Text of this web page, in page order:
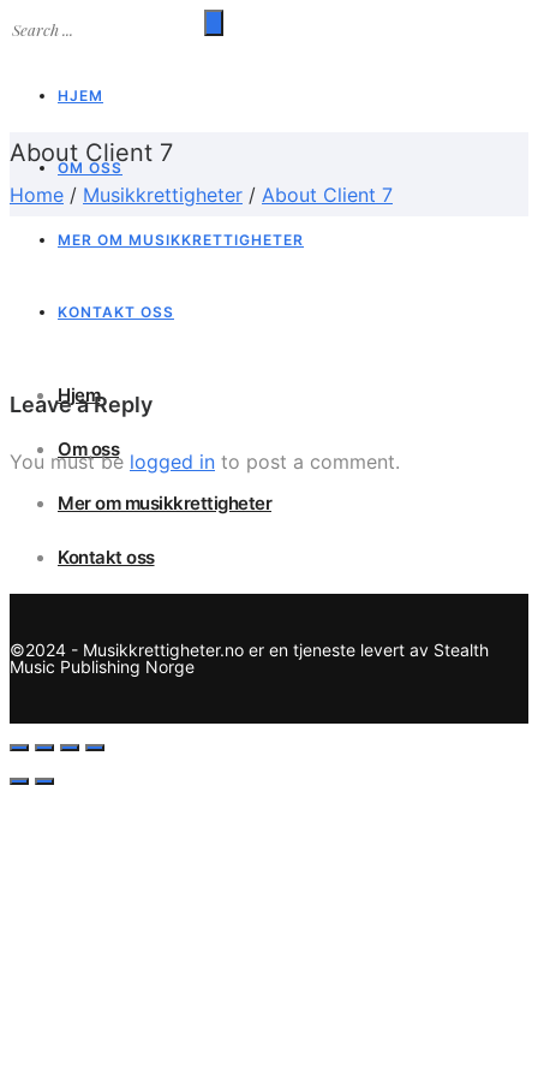
HJEM
OM OSS
MER OM MUSIKKRETTIGHETER
KONTAKT OSS
Hjem
Om oss
Mer om musikkrettigheter
Kontakt oss
About Client 7
Home / Musikkrettigheter / About Client 7
Leave a Reply
You must be logged in to post a comment.
©2024 - Musikkrettigheter.no er en tjeneste levert av Stealth
Music Publishing Norge